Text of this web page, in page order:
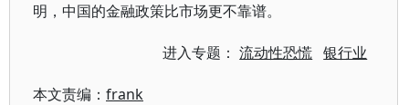
明，中国的金融政策比市场更不靠谱。
进入专题：流动性恐慌 银行业
本文责编： frank